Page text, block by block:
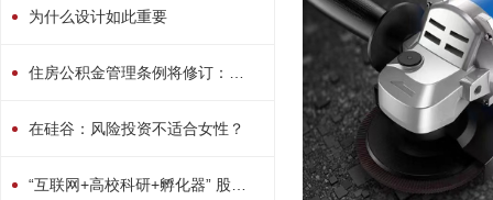
为什么设计如此重要
住房公积金管理条例将修订：用途或多元化
在硅谷：风险投资不适合女性？
“互联网+高校科研+孵化器” 股权众筹平台启动